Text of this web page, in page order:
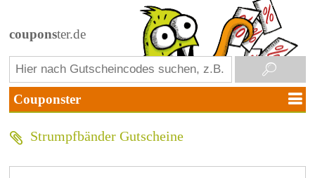
couponster.de
Strumpfbänder Gutscheine